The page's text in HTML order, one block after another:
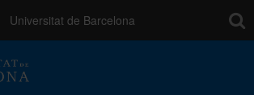
Universitat de Barcelona